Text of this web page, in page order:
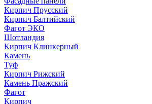
Кирпич Прусский
Кирпич Балтийский
Фагот ЭКО
Шотландия
Кирпич Клинкерный
Камень
Туф
Кирпич Рижский
Камень Пражский
Фагот
Кирпич